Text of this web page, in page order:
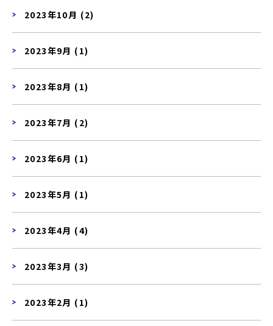
2023年10月 (2)
2023年9月 (1)
2023年8月 (1)
2023年7月 (2)
2023年6月 (1)
2023年5月 (1)
2023年4月 (4)
2023年3月 (3)
2023年2月 (1)